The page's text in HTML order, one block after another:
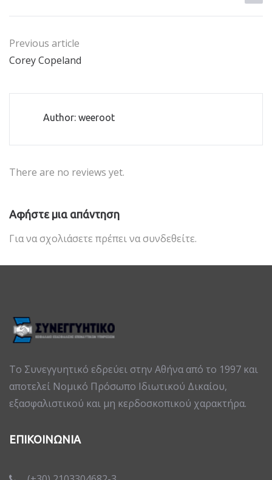
Previous article
Corey Copeland
Author: weeroot
There are no reviews yet.
Αφήστε μια απάντηση
Για να σχολιάσετε πρέπει νασυνδεθείτε.
Το Συνεγγυητικό εδρεύει στην Αθήνα από το 1997 και
αποτελεί Νομικό Πρόσωπο Ιδιωτικού Δικαίου,
εξασφαλιστικού και μη κερδοσκοπικού χαρακτήρα.
ΕΠΙΚΟΙΝΩΝΙΑ